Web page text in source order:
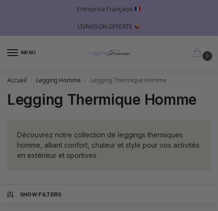
Entreprise Française
LIVRAISON OFFERTE
MENU
0
Accueil Legging Homme Legging Thermique Homme
Legging Thermique Homme
Découvrez notre collection de leggings thermiques
homme, alliant confort, chaleur et style pour vos activités
en extérieur et sportives.
SHOW FILTERS